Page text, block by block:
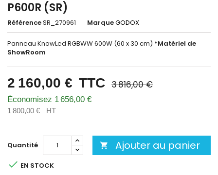
P600R (SR)
RéférenceSR_270961 MarqueGODOX
Panneau KnowLed RGBWW 600W (60 x 30 cm) *Matériel de
ShowRoom
2 160,00 € TTC 3 816,00 €
Économisez 1 656,00 €
1 800,00 € HT
Quantité  Ajouter au panier
 EN STOCK